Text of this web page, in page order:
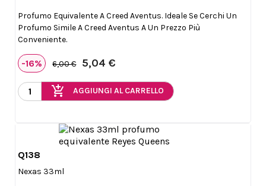
Profumo Equivalente A Creed Aventus. Ideale Se Cerchi Un
Profumo Simile A Creed Aventus A Un Prezzo Più
Conveniente.
-16% 6,00 € 5,04 €
add_shopping_cart AGGIUNGI AL CARRELLO
Q138
Nexas 33ml